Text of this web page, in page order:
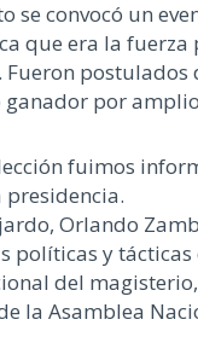
se convocó un
que era la
por
fuimos
presidencia.
Orlando
y
del
la Asamblea